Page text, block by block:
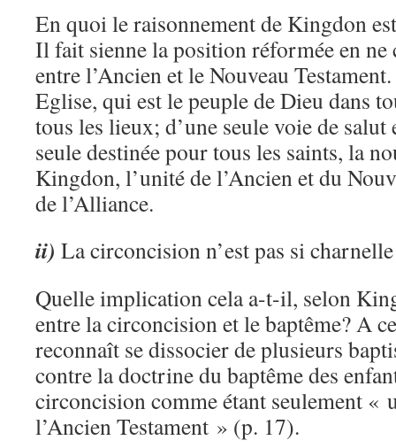
En quoi le raisonnement de Kingdon
Il fait sienne la position réformée en ne
entre l’Ancien et le Nouveau
Eglise, qui est le peuple de Dieu dans
tous les lieux; d’une seule voie de salut
seule destinée pour tous les saints, la
Kingdon, l’unité de l’Ancien et du
de l’Alliance.
ii) La circoncision n’est pas si charnelle
Quelle implication cela a-t-il, selon
entre la circoncision et le baptême? A
reconnaît se dissocier de plusieurs
contre la doctrine du baptême des
circoncision comme étant seulement «
l’Ancien Testament » (p. 17).